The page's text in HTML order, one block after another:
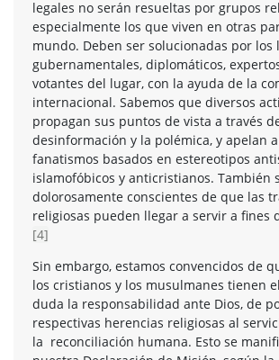
legales no serán resueltas por grupos
especialmente los que viven en otras
mundo. Deben ser solucionadas por los
gubernamentales, diplomáticos,
votantes del lugar, con la ayuda de la
internacional. Sabemos que diversos
propagan sus puntos de vista a través
desinformación y la polémica, y apelan
fanatismos basados en estereotipos
islamofóbicos y anticristianos. También
dolorosamente conscientes de que las
religiosas pueden llegar a servir a fines
[4]
Sin embargo, estamos convencidos de
los cristianos y los musulmanes tienen
duda la responsabilidad ante Dios, de
respectivas herencias religiosas al
la reconciliación humana. Esto se